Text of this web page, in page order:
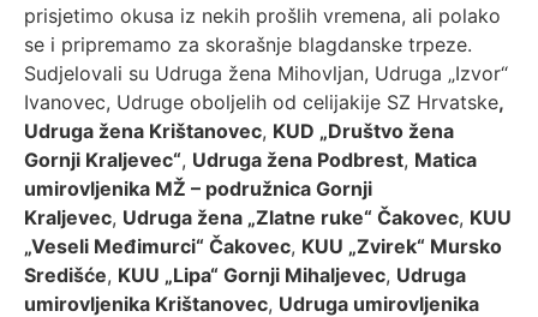
prisjetimo okusa iz nekih prošlih vremena, ali polako
se i pripremamo za skorašnje blagdanske trpeze.
Sudjelovali su Udruga žena Mihovljan, Udruga „Izvor“
Ivanovec, Udruge oboljelih od celijakije SZ Hrvatske,
Udruga žena Krištanovec, KUD „Društvo žena
Gornji Kraljevec“, Udruga žena Podbrest, Matica
umirovljenika MŽ – podružnica Gornji
Kraljevec, Udruga žena „Zlatne ruke“ Čakovec, KUU
„Veseli Međimurci“ Čakovec, KUU „Zvirek“ Mursko
Središće, KUU „Lipa“ Gornji Mihaljevec, Udruga
umirovljenika Krištanovec, Udruga umirovljenika